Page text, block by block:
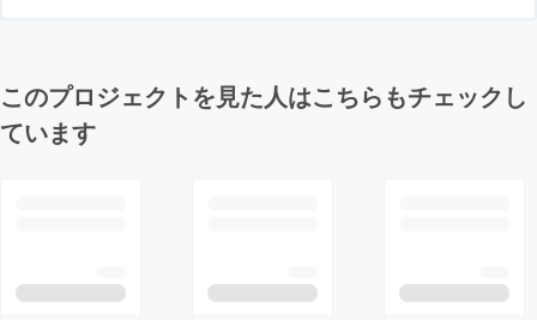
このプロジェクトを見た人はこちらもチェックし
ています